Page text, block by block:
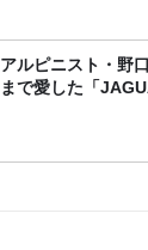
アルピニスト・野
まで愛した「